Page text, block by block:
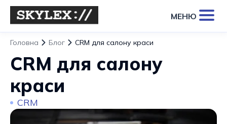
МЕНЮ
Головна Блог CRM для салону краси
CRM для салону
краси
CRM